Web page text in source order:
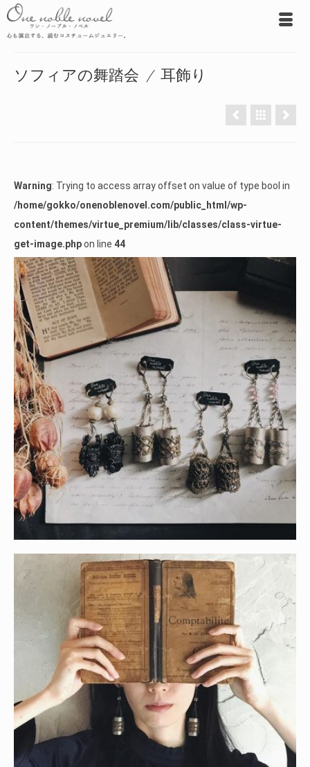
ソフィアの舞踏会 / 耳飾り
Warning: Trying to access array offset on value of type bool in
/home/gokko/onenoblenovel.com/public_html/wp-
content/themes/virtue_premium/lib/classes/class-virtue-
get-image.phpon line 44